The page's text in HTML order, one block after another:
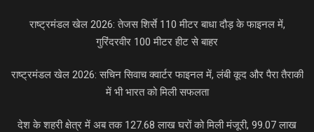
राष्ट्रमंडल खेल 2026: तेजस शिर्से 110 मीटर बाधा दौड़ के फाइनल में,
गुरिंदरवीर 100 मीटर हीट से बाहर
राष्ट्रमंडल खेल 2026: सचिन सिवाच क्वार्टर फाइनल में, लंबी कूद और पैरा तैराकी
में भी भारत को मिली सफलता
देश के शहरी क्षेत्र में अब तक 127.68 लाख घरों को मिली मंजूरी, 99.07 लाख